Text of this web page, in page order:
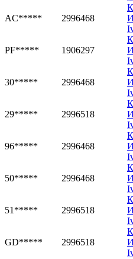
AC***** 2996468
PF***** 1906297
30***** 2996468
29***** 2996518
96***** 2996468
50***** 2996468
51***** 2996518
GD***** 2996518